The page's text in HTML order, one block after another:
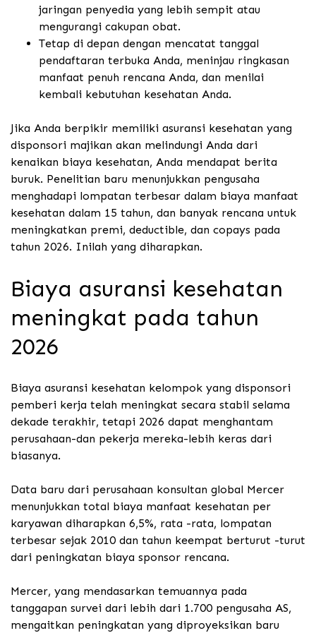
jaringan penyedia yang lebih sempit atau
mengurangi cakupan obat.
Tetap di depan dengan mencatat tanggal
pendaftaran terbuka Anda, meninjau ringkasan
manfaat penuh rencana Anda, dan menilai
kembali kebutuhan kesehatan Anda.
Jika Anda berpikir memiliki asuransi kesehatan yang
disponsori majikan akan melindungi Anda dari
kenaikan biaya kesehatan, Anda mendapat berita
buruk. Penelitian baru menunjukkan pengusaha
menghadapi lompatan terbesar dalam biaya manfaat
kesehatan dalam 15 tahun, dan banyak rencana untuk
meningkatkan premi, deductible, dan copays pada
tahun 2026. Inilah yang diharapkan.
Biaya asuransi kesehatan
meningkat pada tahun
2026
Biaya asuransi kesehatan kelompok yang disponsori
pemberi kerja telah meningkat secara stabil selama
dekade terakhir, tetapi 2026 dapat menghantam
perusahaan-dan pekerja mereka-lebih keras dari
biasanya.
Data baru dari perusahaan konsultan global Mercer
menunjukkan total biaya manfaat kesehatan per
karyawan diharapkan 6,5%, rata -rata, lompatan
terbesar sejak 2010 dan tahun keempat berturut -turut
dari peningkatan biaya sponsor rencana.
Mercer, yang mendasarkan temuannya pada
tanggapan survei dari lebih dari 1.700 pengusaha AS,
mengaitkan peningkatan yang diproyeksikan baru